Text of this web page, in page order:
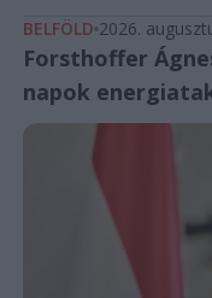
BELFÖLD 2026.
Forsthoffer
napok